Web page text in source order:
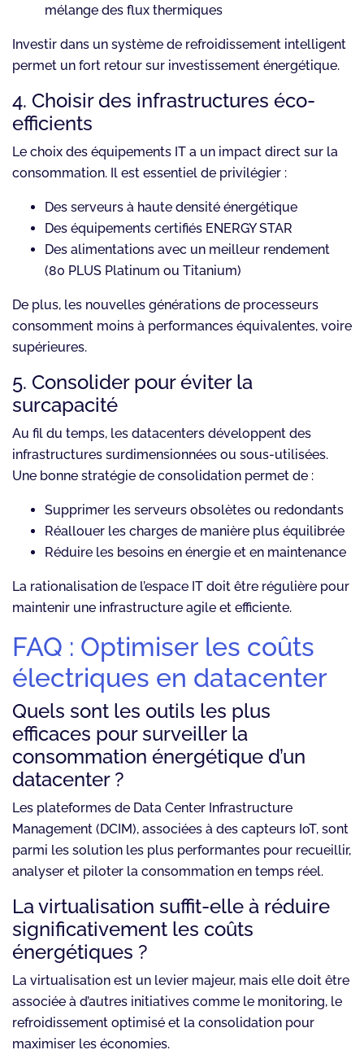
mélange des flux thermiques
Investir dans un système de refroidissement intelligent
permet un fort retour sur investissement énergétique.
4. Choisir des infrastructures éco-
efficients
Le choix des équipements IT a un impact direct sur la
consommation. Il est essentiel de privilégier :
Des serveurs à haute densité énergétique
Des équipements certifiés ENERGY STAR
Des alimentations avec un meilleur rendement
(80 PLUS Platinum ou Titanium)
De plus, les nouvelles générations de processeurs
consomment moins à performances équivalentes, voire
supérieures.
5. Consolider pour éviter la
surcapacité
Au fil du temps, les datacenters développent des
infrastructures surdimensionnées ou sous-utilisées.
Une bonne stratégie de consolidation permet de :
Supprimer les serveurs obsolètes ou redondants
Réallouer les charges de manière plus équilibrée
Réduire les besoins en énergie et en maintenance
La rationalisation de l’espace IT doit être régulière pour
maintenir une infrastructure agile et efficiente.
FAQ : Optimiser les coûts
électriques en datacenter
Quels sont les outils les plus
efficaces pour surveiller la
consommation énergétique d’un
datacenter ?
Les plateformes de Data Center Infrastructure
Management (DCIM), associées à des capteurs IoT, sont
parmi les solution les plus performantes pour recueillir,
analyser et piloter la consommation en temps réel.
La virtualisation suffit-elle à réduire
significativement les coûts
énergétiques ?
La virtualisation est un levier majeur, mais elle doit être
associée à d’autres initiatives comme le monitoring, le
refroidissement optimisé et la consolidation pour
maximiser les économies.